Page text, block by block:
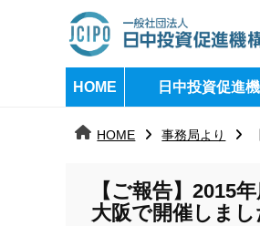
日
中
j
HOME 日中投資促進
HOME 事務局より
【ご報告】2015
大阪で開催しまし